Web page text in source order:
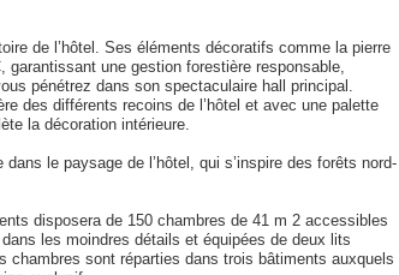
de l’hôtel. Ses éléments décoratifs comme la pierre
une gestion forestière responsable,
pénétrez dans son spectaculaire hall principal.
des différents recoins de l’hôtel et avec une palette
la décoration intérieure.
le paysage de l’hôtel, qui s’inspire des forêts nord-
disposera de 150 chambres de 41 m 2 accessibles
les moindres détails et équipées de deux lits
chambres sont réparties dans trois bâtiments auxquels